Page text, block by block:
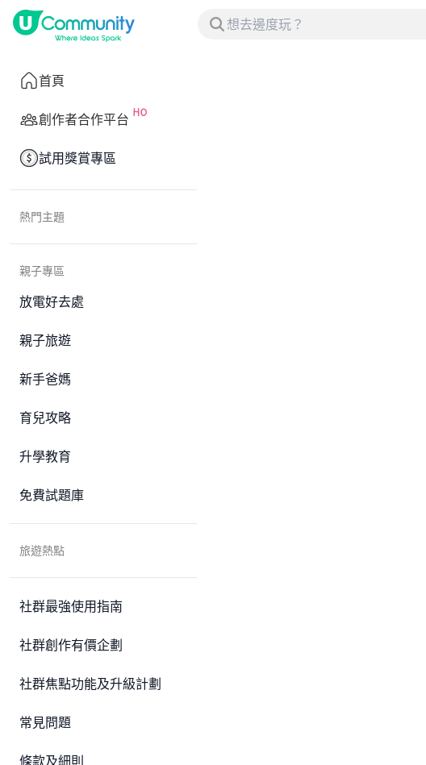
首頁
創作者合作平台
試用獎賞專區
熱門主題
親子專區
放電好去處
親子旅遊
新手爸媽
育兒攻略
升學教育
免費試題庫
旅遊熱點
社群最強使用指南
社群創作有價企劃
社群焦點功能及升級計劃
常見問題
條款及細則